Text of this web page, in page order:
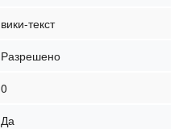
вики-текст
Разрешено
0
Да